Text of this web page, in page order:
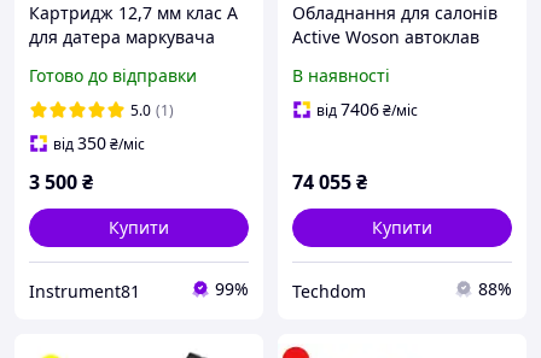
Картридж 12,7 мм клас А
для датера маркувача
сольвенту
Готово до відправки
5.0 (1)
від350₴/міс
3 500₴
Купити
Instrument81 99%
Обладнання для салонів
Active Woson автоклав
принтером клас B
медичний
В наявності
від7406₴/міс
74 055₴
Купити
Techdom 88%